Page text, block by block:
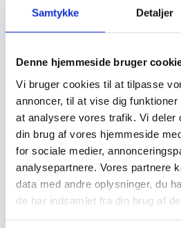
Samtykke Detaljer
Denne hjemmeside bruger
Vi bruger cookies til at tilpasse
annoncer, til at vise dig
at analysere vores trafik. Vi deler
din brug af vores hjemmeside
for sociale medier,
analysepartnere. Vores partnere
data med andre oplysninger, du
de har indsamlet fra din brug af
Din aktuelle tilstand: Afvis.
Cookiedeklarationen er sidst
Cookiebot:
Nødvendig (1)
Nødvendige cookies hjælper med at
brugbar ved at aktivere
side-navigation og adgang til sikre
Hjemmesiden kan ikke fungere